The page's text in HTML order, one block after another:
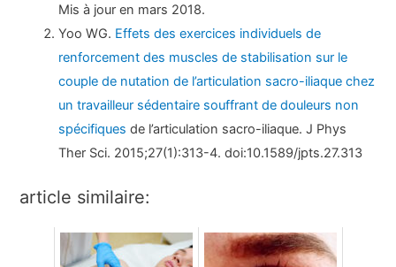
Mis à jour en mars 2018.
Yoo WG. Effets des exercices individuels de
renforcement des muscles de stabilisation sur le
couple de nutation de l’articulation sacro-iliaque chez
un travailleur sédentaire souffrant de douleurs non
spécifiques de l’articulation sacro-iliaque. J Phys
Ther Sci. 2015;27(1):313-4. doi:10.1589/jpts.27.313
article similaire: